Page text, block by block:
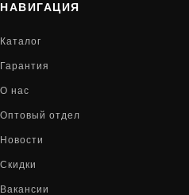
НАВИГАЦИЯ
Каталог
Гарантия
О нас
Оптовый отдел
Новости
Скидки
Вакансии